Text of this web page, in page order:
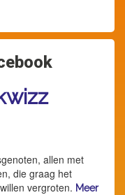
allen met
die graag het
vergroten. Meer